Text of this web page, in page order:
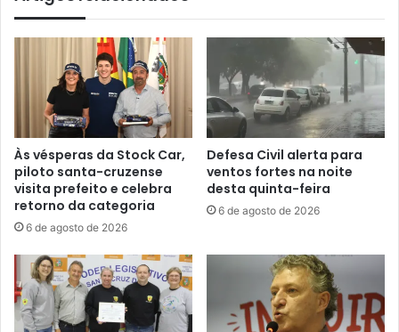
Às vésperas da Stock Car,
piloto santa-cruzense
visita prefeito e celebra
retorno da categoria
6 de agosto de 2026
Defesa Civil alerta para
ventos fortes na noite
desta quinta-feira
6 de agosto de 2026